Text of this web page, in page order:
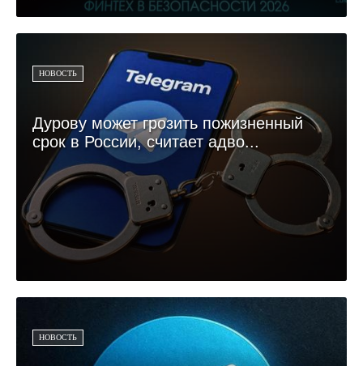
НОВОСТЬ
Дурову может грозить пожизненный
срок в России, считает адво...
НОВОСТЬ